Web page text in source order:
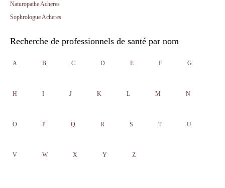
Naturopathe Acheres
Sophrologue Acheres
Recherche de professionnels de santé par nom
A B C D E F G
H I J K L M N
O P Q R S T U
V W X Y Z